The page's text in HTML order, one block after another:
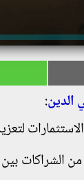
:
الشراكات